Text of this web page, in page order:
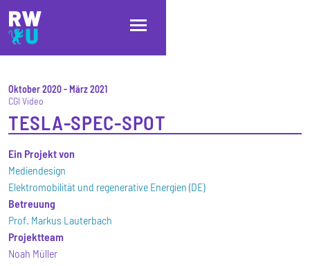
Direkt zum Inhalt
Direkt zur Hauptnavigation
Direkt zum Fußbereich
Oktober 2020-März 2021
CGI Video
TESLA-SPEC-SPOT
Ein Projekt von
Mediendesign
Elektromobilität und regenerative Energien (DE)
Betreuung
Prof. Markus Lauterbach
Projektteam
Noah Müller